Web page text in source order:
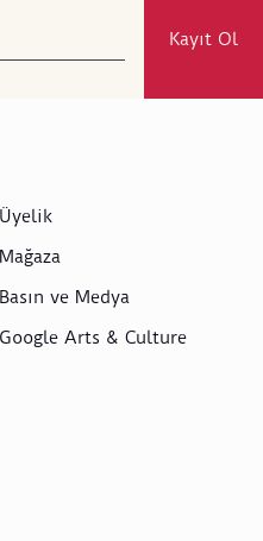
Kayıt Ol
Üyelik
Mağaza
Basın ve Medya
Google Arts & Culture